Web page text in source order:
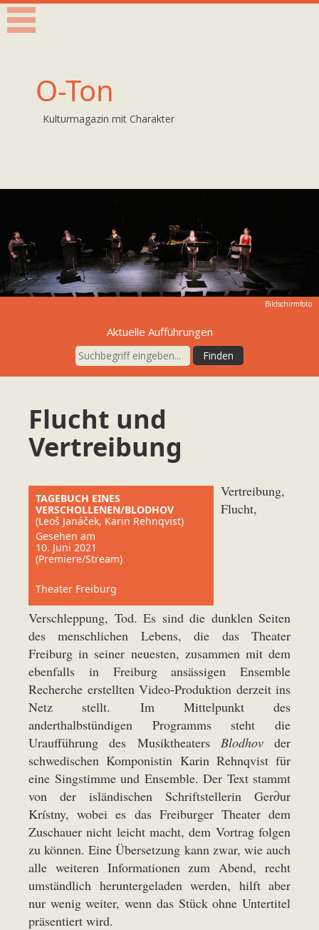
O-Ton
Kulturmagazin mit Charakter
Bildschirmfoto
Aktuelle Aufführungen
Flucht und
Vertreibung
TAGEBUCH EINES
VERSCHOLLENEN/BLODHOV
(Leoš Janáček, Karin Rehnqvist)
Gesehen am
10. Juni 2021
(Premiere/Stream)
Theater Freiburg
Vertreibung,
Flucht,
Verschleppung, Tod. Es sind die dunklen Seiten
des menschlichen Lebens, die das Theater
Freiburg in seiner neuesten, zusammen mit dem
ebenfalls in Freiburg ansässigen Ensemble
Recherche erstellten Video-Produktion derzeit ins
Netz stellt. Im Mittelpunkt des
anderthalbstündigen Programms steht die
Uraufführung des Musiktheaters Blodhovder
schwedischen Komponistin Karin Rehnqvist für
eine Singstimme und Ensemble. Der Text stammt
von der isländischen Schriftstellerin Ger∂ur
Krístny, wobei es das Freiburger Theater dem
Zuschauer nicht leicht macht, dem Vortrag folgen
zu können. Eine Übersetzung kann zwar, wie auch
alle weiteren Informationen zum Abend, recht
umständlich heruntergeladen werden, hilft aber
nur wenig weiter, wenn das Stück ohne Untertitel
präsentiert wird.